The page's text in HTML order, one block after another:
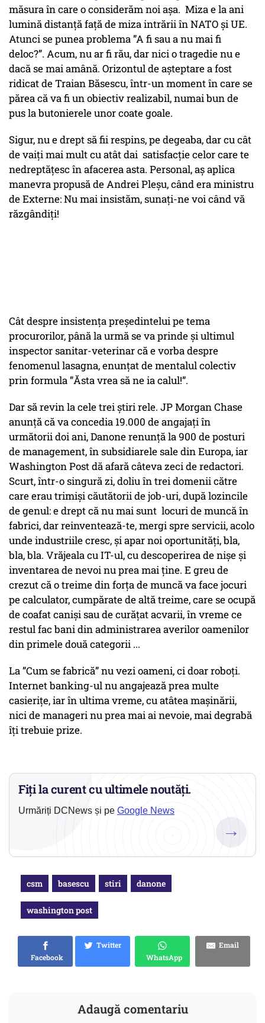
măsura în care o considerăm noi așa. Miza e la ani
lumină distanță față de miza intrării în NATO și UE.
Atunci se punea problema ”A fi sau a nu mai fi
deloc?”. Acum, nu ar fi rău, dar nici o tragedie nu e
dacă se mai amână. Orizontul de așteptare a fost
ridicat de Traian Băsescu, într-un moment în care se
părea că va fi un obiectiv realizabil, numai bun de
pus la butonierele unor coate goale.
Sigur, nu e drept să fii respins, pe degeaba, dar cu cât
de vaiți mai mult cu atât dai satisfacție celor care te
nedreptățesc în afacerea asta. Personal, aș aplica
manevra propusă de Andrei Pleșu, când era ministru
de Externe: Nu mai insistăm, sunați-ne voi când vă
răzgândiți!
Cât despre insistența președintelui pe tema
procurorilor, până la urmă se va prinde și ultimul
inspector sanitar-veterinar că e vorba despre
fenomenul lasagna, enunțat de mentalul colectiv
prin formula ”Ăsta vrea să ne ia calul!”.
Dar să revin la cele trei știri rele. JP Morgan Chase
anunță că va concedia 19.000 de angajați în
următorii doi ani, Danone renunță la 900 de posturi
de management, în subsidiarele sale din Europa, iar
Washington Post dă afară câteva zeci de redactori.
Scurt, într-o singură zi, doliu în trei domenii către
care erau trimiși căutătorii de job-uri, după lozincile
de genul: e drept că nu mai sunt locuri de muncă în
fabrici, dar reinventează-te, mergi spre servicii, acolo
unde industriile cresc, și apar noi oportunități, bla,
bla, bla. Vrăjeala cu IT-ul, cu descoperirea de nișe și
inventarea de nevoi nu prea mai ține. E greu de
crezut că o treime din forța de muncă va face jocuri
pe calculator, cumpărate de altă treime, care se ocupă
de coafat caniși sau de curățat acvarii, în vreme ce
restul fac bani din administrarea averilor oamenilor
din primele două categorii ...
La ”Cum se fabrică” nu vezi oameni, ci doar roboți.
Internet banking-ul nu angajează prea multe
casierițe, iar în ultima vreme, cu atâtea mașinării,
nici de manageri nu prea mai ai nevoie, mai degrabă
îți trebuie prize.
Fiți la curent cu ultimele noutăți.
Urmăriți DCNews și pe Google News
→
csm basescu stiri danone
washington post
Facebook
Twitter
WhatsApp
Email
Adaugă comentariu